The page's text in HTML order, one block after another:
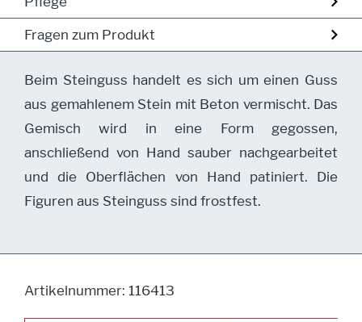
Fragen zum Produkt
Beim Steinguss handelt es sich um einen Guss
aus gemahlenem Stein mit Beton vermischt. Das
Gemisch wird in eine Form gegossen,
anschließend von Hand sauber nachgearbeitet
und die Oberflächen von Hand patiniert. Die
Figuren aus Steinguss sind frostfest.
Artikelnummer: 116413